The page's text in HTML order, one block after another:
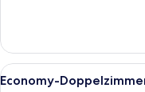
anzeigen
Double
Room,
Sea
Alle7
Economy-